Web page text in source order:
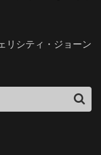
リシティ・ジョーン